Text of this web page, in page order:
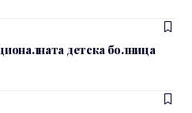
детска болница